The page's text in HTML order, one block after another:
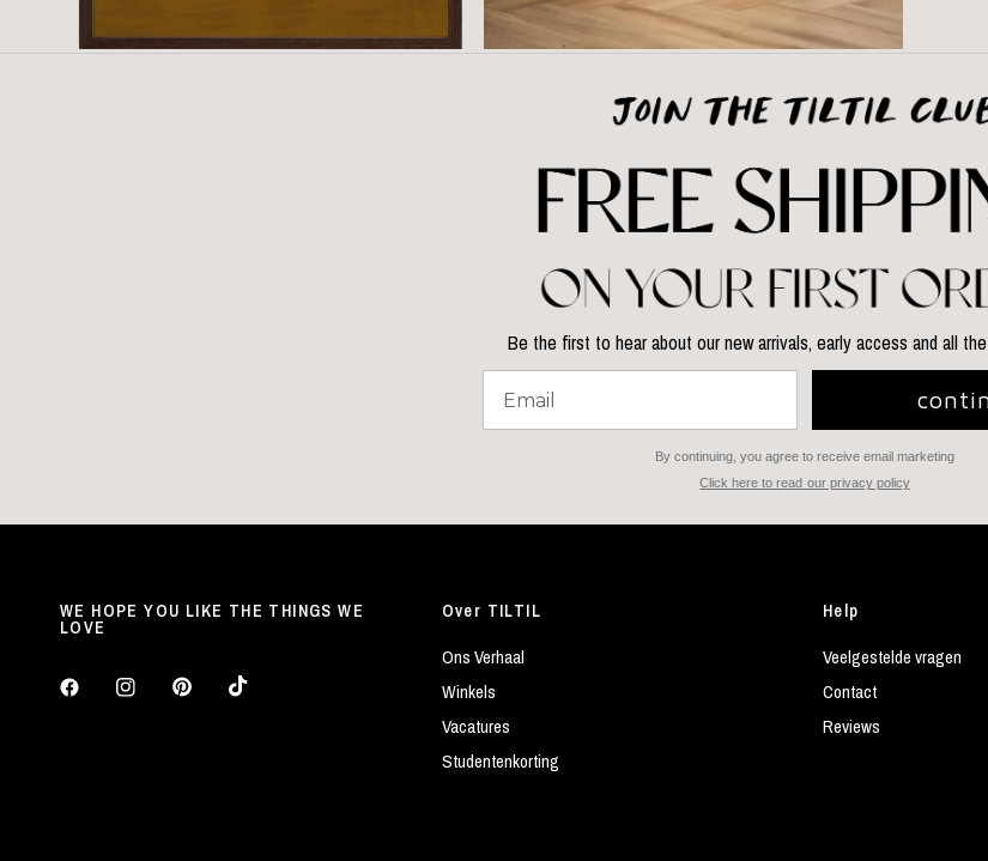
Be the first to hear about our new arrivals, early access and all
By continuing, you agree to receive email marketing
Click here to read our privacy policy
WE HOPE YOU LIKE THE THINGS WE
LOVE
Over TILTIL
Ons Verhaal
Winkels
Vacatures
Studentenkorting
Help
Veelgestelde vragen
Contact
Reviews